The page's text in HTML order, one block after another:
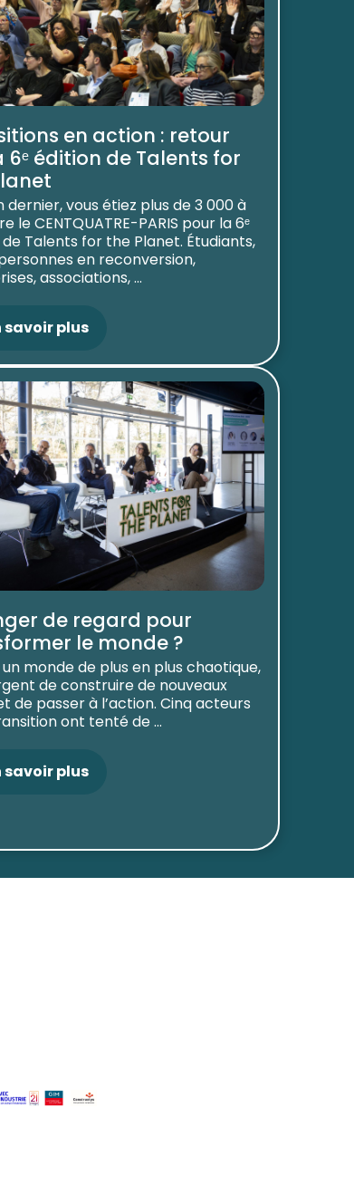
en action : retour
6ᵉ édition de Talents for
dernier, vous étiez plus de 3 000 à
le CENTQUATRE-PARIS pour la 6ᵉ
Talents for the Planet. Étudiants,
en reconversion,
associations, ...
savoir plus
de regard pour
le monde ?
monde de plus en plus chaotique,
de construire de nouveaux
de passer à l’action. Cinq acteurs
ont tenté de ...
savoir plus